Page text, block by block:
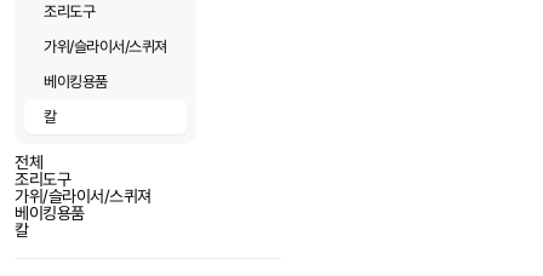
조리도구
가위/슬라이서/스퀴져
베이킹용품
칼
전체
조리도구
가위/슬라이서/스퀴져
베이킹용품
칼